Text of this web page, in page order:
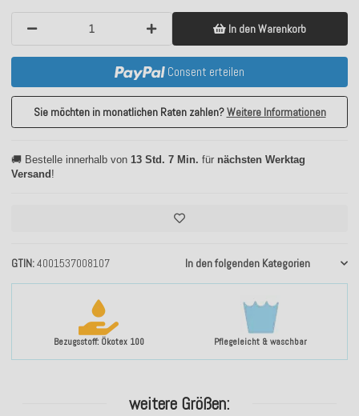
Bezugsstoff: Ökotex 100 Pflegeleicht & waschbar
GTIN 4001537008107 In den folgenden Kategorien
In den Warenkorb
Consent erteilen
Sie möchten in monatlichen Raten zahlen?Weitere Informationen
🚚 Bestelle innerhalb von 13 Std. 7 Min. für nächsten Werktag
Versand !
weitere Größen: